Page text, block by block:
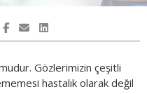
Gözlerimizin çeşitli
hastalık olarak değil